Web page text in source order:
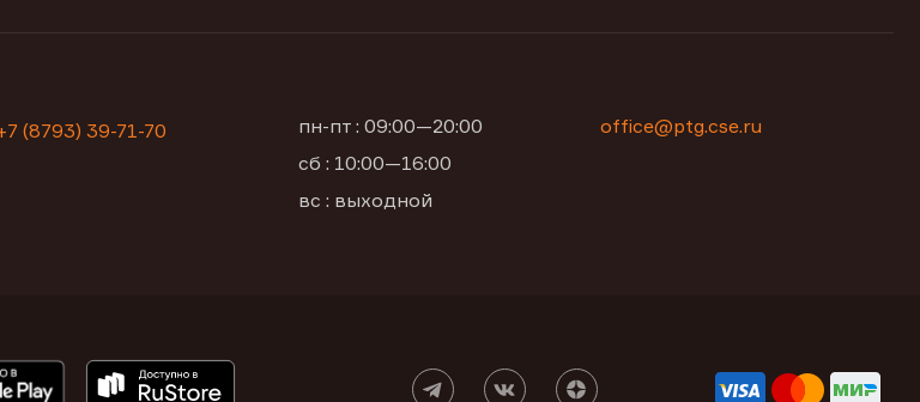
(8793) 39-71-70
пн-пт : 09:00—20:00
сб : 10:00—16:00
вс : выходной
office@ptg.cse.ru